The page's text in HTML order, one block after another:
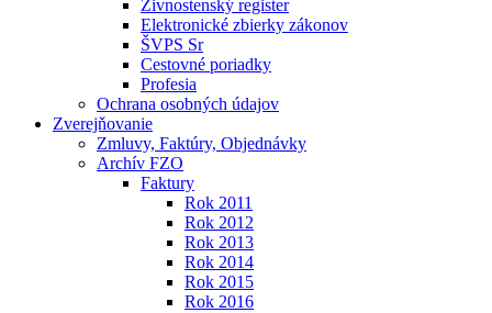
Živnostenský register
Elektronické zbierky zákonov
ŠVPS Sr
Cestovné poriadky
Profesia
Ochrana osobných údajov
Zverejňovanie
Zmluvy, Faktúry, Objednávky
Archív FZO
Faktury
Rok 2011
Rok 2012
Rok 2013
Rok 2014
Rok 2015
Rok 2016